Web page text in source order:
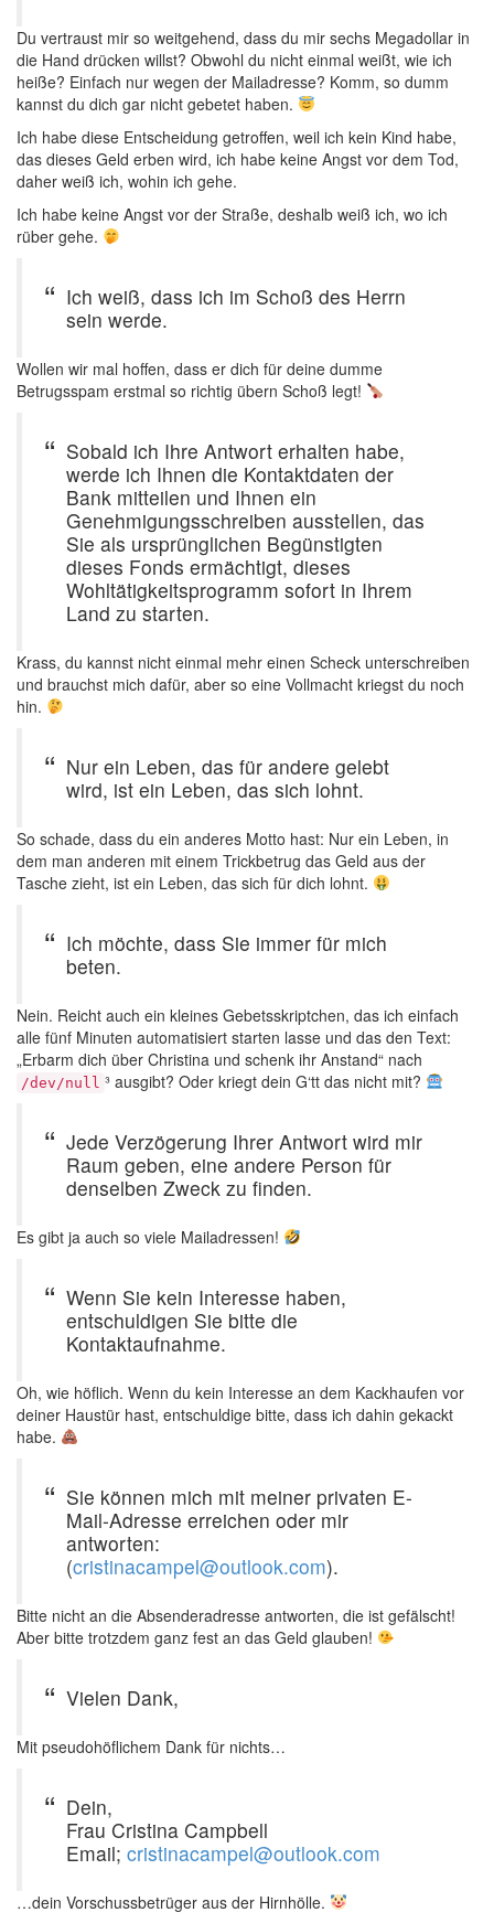
Du vertraust mir so weitgehend, dass du mir sechs Megadollar in
die Hand drücken willst? Obwohl du nicht einmal weißt, wie ich
heiße? Einfach nur wegen der Mailadresse? Komm, so dumm
kannst du dich gar nicht gebetet haben.
Ich habe diese Entscheidung getroffen, weil ich kein Kind habe,
das dieses Geld erben wird, ich habe keine Angst vor dem Tod,
daher weiß ich, wohin ich gehe.
Ich habe keine Angst vor der Straße, deshalb weiß ich, wo ich
rüber gehe.
Ich weiß, dass ich im Schoß des Herrn
sein werde.
Wollen wir mal hoffen, dass er dich für deine dumme
Betrugsspam erstmal so richtig übern Schoß legt!
Sobald ich Ihre Antwort erhalten habe,
werde ich Ihnen die Kontaktdaten der
Bank mitteilen und Ihnen ein
Genehmigungsschreiben ausstellen, das
Sie als ursprünglichen Begünstigten
dieses Fonds ermächtigt, dieses
Wohltätigkeitsprogramm sofort in Ihrem
Land zu starten.
Krass, du kannst nicht einmal mehr einen Scheck unterschreiben
und brauchst mich dafür, aber so eine Vollmacht kriegst du noch
hin.
Nur ein Leben, das für andere gelebt
wird, ist ein Leben, das sich lohnt.
So schade, dass du ein anderes Motto hast: Nur ein Leben, in
dem man anderen mit einem Trickbetrug das Geld aus der
Tasche zieht, ist ein Leben, das sich für dich lohnt.
Ich möchte, dass Sie immer für mich
beten.
Nein. Reicht auch ein kleines Gebetsskriptchen, das ich einfach
alle fünf Minuten automatisiert starten lasse und das den Text:
„Erbarm dich über Christina und schenk ihr Anstand“ nach
/dev/null ³ ausgibt? Oder kriegt dein G‘tt das nicht mit?
Jede Verzögerung Ihrer Antwort wird mir
Raum geben, eine andere Person für
denselben Zweck zu finden.
Es gibt ja auch so viele Mailadressen!
Wenn Sie kein Interesse haben,
entschuldigen Sie bitte die
Kontaktaufnahme.
Oh, wie höflich. Wenn du kein Interesse an dem Kackhaufen vor
deiner Haustür hast, entschuldige bitte, dass ich dahin gekackt
habe.
Sie können mich mit meiner privaten E-
Mail-Adresse erreichen oder mir
antworten:
(cristinacampel@outlook.com).
Bitte nicht an die Absenderadresse antworten, die ist gefälscht!
Aber bitte trotzdem ganz fest an das Geld glauben!
Vielen Dank,
Mit pseudohöflichem Dank für nichts…
Dein,
Frau Cristina Campbell
Email; cristinacampel@outlook.com
…dein Vorschussbetrüger aus der Hirnhölle.